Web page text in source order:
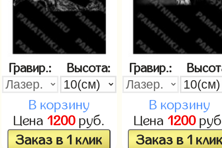
Гравир.: Высота:
В корзину
Цена 1200руб.
Заказ в 1 клик
Гравир.:
В корзину
Цена 1200
Заказ в 1